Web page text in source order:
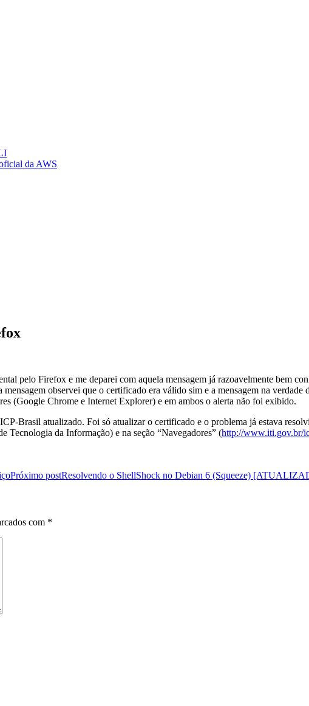
da AWS
pelo Firefox e me deparei com aquela mensagem já razoavelmente bem
observei que o certificado era válido sim e a mensagem na
(Google Chrome e Internet Explorer) e em ambos o alerta não foi exibido.
Brasil atualizado. Foi só atualizar o certificado e o problema já estava
Tecnologia da Informação) e na seção “Navegadores” (http://www.iti.gov.br/
Próximo postResolvendo o ShellShock no Debian 6 (Squeeze)
com *